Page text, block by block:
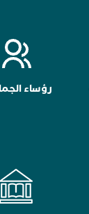
رؤساء